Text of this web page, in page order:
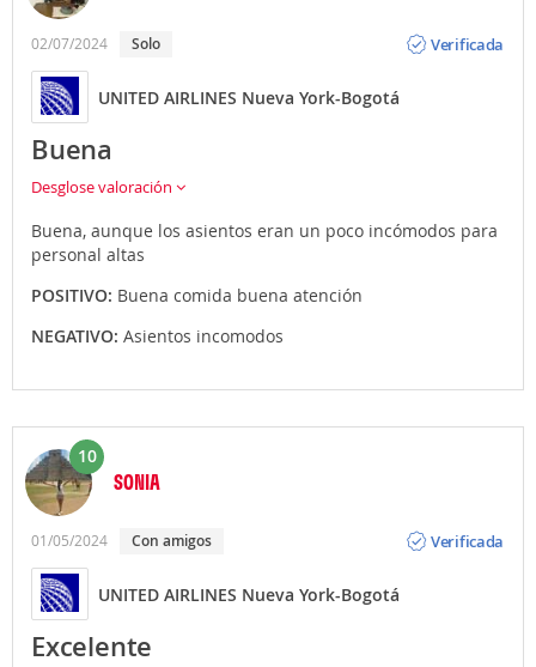
02/07/2024 solo
Verificada
UNITED AIRLINES Nueva York-Bogotá
Buena
Desglose valoración
Buena, aunque los asientos eran un poco incómodos para
personal altas
POSITIVO: Buena comida buena atención
NEGATIVO: Asientos incomodos
10
SONIA
01/05/2024 con amigos
Verificada
UNITED AIRLINES Nueva York-Bogotá
Excelente